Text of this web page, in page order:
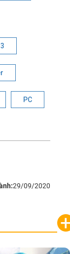
PC
29/09/2020